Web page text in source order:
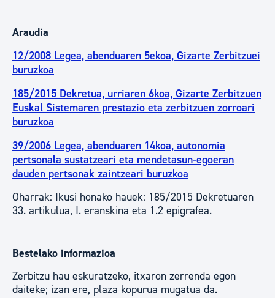
Araudia
12/2008 Legea, abenduaren 5ekoa, Gizarte Zerbitzuei
buruzkoa
185/2015 Dekretua, urriaren 6koa, Gizarte Zerbitzuen
Euskal Sistemaren prestazio eta zerbitzuen zorroari
buruzkoa
39/2006 Legea, abenduaren 14koa, autonomia
pertsonala sustatzeari eta mendetasun-egoeran
dauden pertsonak zaintzeari buruzkoa
Oharrak: Ikusi honako hauek: 185/2015 Dekretuaren
33. artikulua, I. eranskina eta 1.2 epigrafea.
Bestelako informazioa
Zerbitzu hau eskuratzeko, itxaron zerrenda egon
daiteke; izan ere, plaza kopurua mugatua da.